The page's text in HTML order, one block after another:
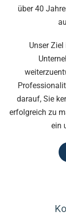
über 40
Unser
darauf, Sie
erfolgreich zu
ein